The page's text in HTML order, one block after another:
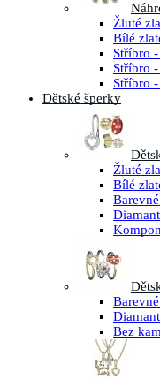
Žluté
Bílé
Stříbro
Stříbro
Stříbro
Dětské šperky
Žluté
Bílé
Bez